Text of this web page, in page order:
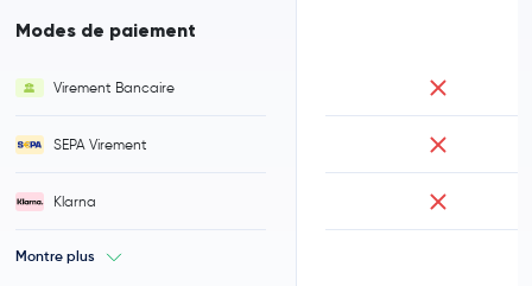
Modes de paiement
Virement Bancaire
SEPA Virement
Klarna
Montre plus